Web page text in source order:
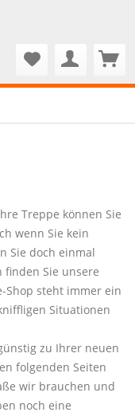
Treppe können Sie
wenn Sie kein
Sie doch einmal
Sie unsere
Shop steht immer ein
Situationen
zu Ihrer neuen
folgenden Seiten
wir brauchen und
noch eine